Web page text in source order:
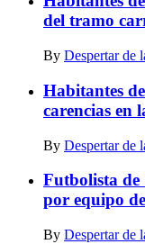
del tramo
By Despertar de
Habitantes
carencias en
By Despertar de
Futbolista de
por equipo
By Despertar de